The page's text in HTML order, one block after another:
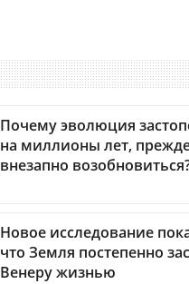
Почему эволюция
на миллионы лет,
внезапно
Новое исследование
что Земля постепенно
Венеру жизнью